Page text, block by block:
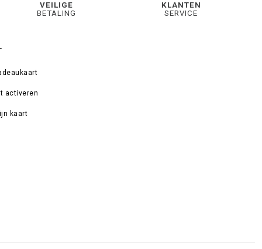
VEILIGE
BETALING
KLANTEN
SERVICE
activeren
kaart